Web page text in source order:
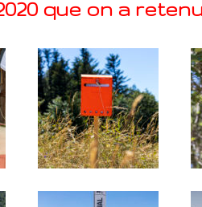
que on a